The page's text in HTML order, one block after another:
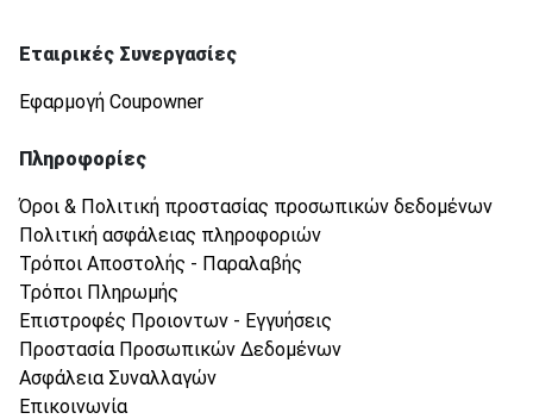
Εταιρικές Συνεργασίες
Εφαρμογή Coupowner
Πληροφορίες
Όροι & Πολιτική προστασίας προσωπικών δεδομένων
Πολιτική ασφάλειας πληροφοριών
Τρόποι Αποστολής - Παραλαβής
Τρόποι Πληρωμής
Επιστροφές Προιοντων - Εγγυήσεις
Προστασία Προσωπικών Δεδομένων
Ασφάλεια Συναλλαγών
Επικοινωνία